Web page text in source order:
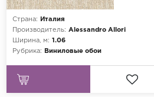
Страна:
Италия
Производитель: Alessandro Allori
Ширина, м: 1.06
Рубрика:
Виниловые обои